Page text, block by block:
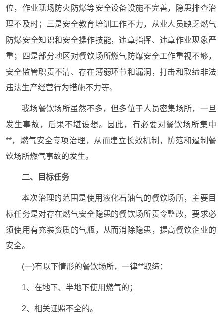
位，作业现场防火防爆等安全设备设施不完善，隐患排查治
理不及时；三是安全教育培训工作不力，从业人员缺乏燃气
防爆安全知识和安全操作技能，违章指挥、违章作业现象严
重；四是部分地区对餐饮场所燃气防爆安全工作重视不够，
安全监管职责不清、存在薄弱环节和漏洞，打击和取缔非法
违法生产经营行为措施不力等。
我场餐饮场所虽然不多，但多位于人员密集场所，一旦
发生事故，后果不堪设想。因此，有必要对餐饮场所集中
**，燃气安全专项治理，从而建立长效机制，防范和遏制餐
饮场所燃气事故的发生。
二、目标任务
本次治理的范围是使用液化石油气的餐饮场所，主要目
标任务是对存在燃气安全隐患的餐饮场所责令整改，要求必
须使用有充装资质的气瓶，从而消除隐患，提高餐饮企业的
安全。
(一)有以下情形的餐饮场所，一律**取缔：
1、在地下、半地下使用燃气的；
2、相关证照不全的。